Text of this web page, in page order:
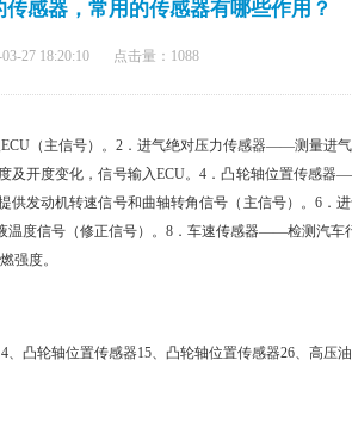
感器，常用的传感器有哪些作用？
27 18:20:10 点击量： 1088
（主信号）。2．进气绝对压力传感器——测量进气
开度变化，信号输入ECU。4．凸轮轴位置传感
发动机转速信号和曲轴转角信号（主信号）。6．
温度信号（修正信号）。8．车速传感器——检测汽
强度。
凸轮轴位置传感器15、凸轮轴位置传感器26、高压